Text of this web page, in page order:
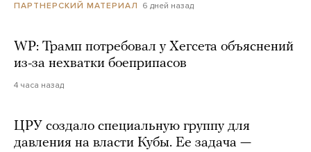
ПАРТНЕРСКИЙ МАТЕРИАЛ 6 дней назад
WP: Трамп потребовал у Хегсета объяснений
из-за нехватки боеприпасов
4 часа назад
ЦРУ создало специальную группу для
давления на власти Кубы. Ее задача —